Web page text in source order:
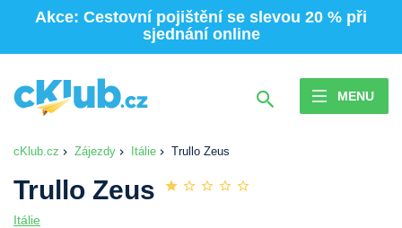
Akce: Cestovní pojištění se slevou 20 % při
sjednání online
MENU
cKlub.cz Zájezdy Itálie Trullo Zeus
Trullo Zeus
Itálie